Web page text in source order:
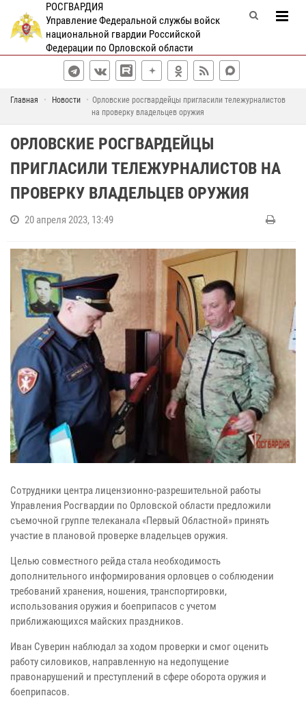
РОСГВАРДИЯ
Управление Федеральной службы войск
национальной гвардии Российской
Федерации по Орловской области
Главная Новости
Орловские росгвардейцы пригласили тележурналистов
на проверку владельцев оружия
ОРЛОВСКИЕ РОСГВАРДЕЙЦЫ
ПРИГЛАСИЛИ ТЕЛЕЖУРНАЛИСТОВ НА
ПРОВЕРКУ ВЛАДЕЛЬЦЕВ ОРУЖИЯ
20 апреля 2023, 13:49
Сотрудники центра лицензионно-разрешительной работы
Управления Росгвардии по Орловской области предложили
съемочной группе телеканала «Первый Областной» принять
участие в плановой проверке владельцев оружия.
Целью совместного рейда стала необходимость
дополнительного информирования орловцев о соблюдении
требований хранения, ношения, транспортировки,
использования оружия и боеприпасов с учетом
приближающихся майских праздников.
Иван Суверин наблюдал за ходом проверки и смог оценить
работу силовиков, направленную на недопущение
правонарушений и преступлений в сфере оборота оружия и
боеприпасов.